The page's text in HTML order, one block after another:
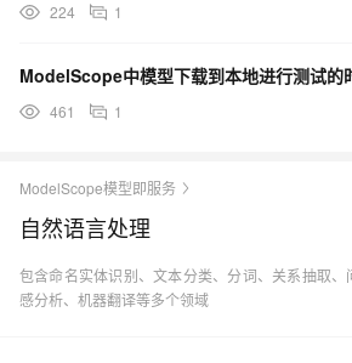
224 1
ModelScope中模型下载到本地进行测试的
461 1
ModelScope模型即服务
自然语言处理
包含命名实体识别、文本分类、分词、关系抽取
感分析、机器翻译等多个领域